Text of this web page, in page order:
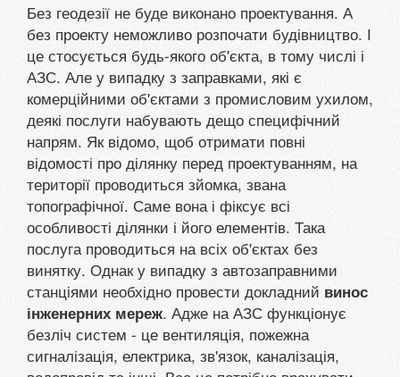
Без геодезії не буде виконано проектування. А
без проекту неможливо розпочати будівництво. І
це стосується будь-якого об'єкта, в тому числі і
АЗС. Але у випадку з заправками, які є
комерційними об'єктами з промисловим ухилом,
деякі послуги набувають дещо специфічний
напрям. Як відомо, щоб отримати повні
відомості про ділянку перед проектуванням, на
території проводиться зйомка, звана
топографічної. Саме вона і фіксує всі
особливості ділянки і його елементів. Така
послуга проводиться на всіх об'єктах без
винятку. Однак у випадку з автозаправними
станціями необхідно провести докладний винос
інженерних мереж. Адже на АЗС функціонує
безліч систем - це вентиляція, пожежна
сигналізація, електрика, зв'язок, каналізація,